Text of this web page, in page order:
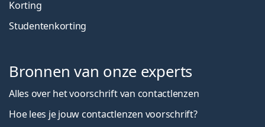
Korting
Studentenkorting
Bronnen van onze experts
Alles over het voorschrift van contactlenzen
Hoe lees je jouw contactlenzen voorschrift?